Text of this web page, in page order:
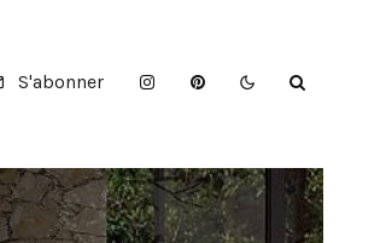
S'abonner